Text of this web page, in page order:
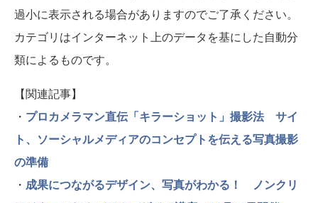
過小に表示される場合がありますのでご了承ください。
カテゴリはインターネット上のデータを基にした自動分
類によるものです。
【関連記事】
・ プロカメラマン直伝「キラーショット」撮影法 サイ
ト、ソーシャルメディアのコンセプトを伝える写真撮影
の準備
・ 成果につながるデザイン、写真がわかる！ ノンクリ